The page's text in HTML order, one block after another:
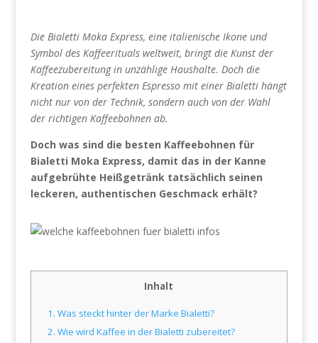
Die Bialetti Moka Express, eine italienische Ikone und
Symbol des Kaffeerituals weltweit, bringt die Kunst der
Kaffeezubereitung in unzählige Haushalte. Doch die
Kreation eines perfekten Espresso mit einer Bialetti hängt
nicht nur von der Technik, sondern auch von der Wahl
der richtigen Kaffeebohnen ab.
Doch was sind die besten Kaffeebohnen für
Bialetti Moka Express, damit das in der Kanne
aufgebrühte Heißgetränk tatsächlich seinen
leckeren, authentischen Geschmack erhält?
Inhalt
1. Was steckt hinter der Marke Bialetti?
2. Wie wird Kaffee in der Bialetti zubereitet?